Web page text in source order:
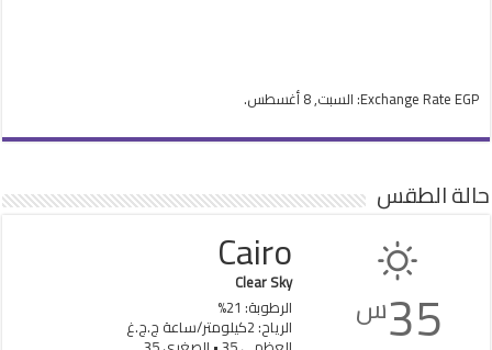
Exchange Rate EGP : السبت, 8 أغسطس.
حالة الطقس
35س
Cairo
Clear Sky
الرطوبة: 21%
الرياح: 2كيلومتر/ساعة ج.ج.غ